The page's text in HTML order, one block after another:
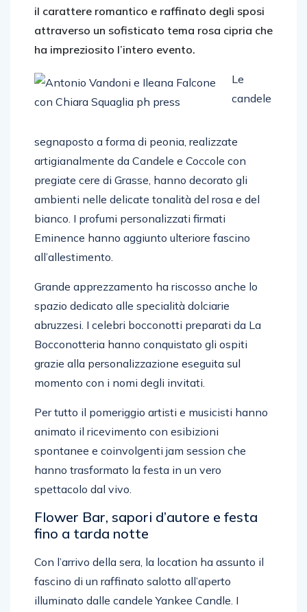
il carattere romantico e raffinato degli sposi
attraverso un sofisticato tema rosa cipria che
ha impreziosito l’intero evento.
Le
candele
segnaposto a forma di peonia, realizzate
artigianalmente da Candele e Coccole con
pregiate cere di Grasse, hanno decorato gli
ambienti nelle delicate tonalità del rosa e del
bianco. I profumi personalizzati firmati
Eminence hanno aggiunto ulteriore fascino
all’allestimento.
Grande apprezzamento ha riscosso anche lo
spazio dedicato alle specialità dolciarie
abruzzesi. I celebri bocconotti preparati da La
Bocconotteria hanno conquistato gli ospiti
grazie alla personalizzazione eseguita sul
momento con i nomi degli invitati.
Per tutto il pomeriggio artisti e musicisti hanno
animato il ricevimento con esibizioni
spontanee e coinvolgenti jam session che
hanno trasformato la festa in un vero
spettacolo dal vivo.
Flower Bar, sapori d’autore e festa
fino a tarda notte
Con l’arrivo della sera, la location ha assunto il
fascino di un raffinato salotto all’aperto
illuminato dalle candele Yankee Candle. I